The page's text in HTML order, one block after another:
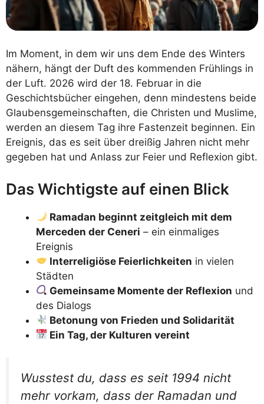
Im Moment, in dem wir uns dem Ende des Winters
nähern, hängt der Duft des kommenden Frühlings in
der Luft. 2026 wird der 18. Februar in die
Geschichtsbücher eingehen, denn mindestens beide
Glaubensgemeinschaften, die Christen und Muslime,
werden an diesem Tag ihre Fastenzeit beginnen. Ein
Ereignis, das es seit über dreißig Jahren nicht mehr
gegeben hat und Anlass zur Feier und Reflexion gibt.
Das Wichtigste auf einen Blick
Ramadan beginnt zeitgleich mit dem
Merceden der Ceneri – ein einmaliges
Ereignis
Interreligiöse Feierlichkeiten in vielen
Städten
Gemeinsame Momente der Reflexion und
des Dialogs
Betonung von Frieden und Solidarität
Ein Tag, der Kulturen vereint
Wusstest du, dass es seit 1994 nicht
mehr vorkam, dass der Ramadan und